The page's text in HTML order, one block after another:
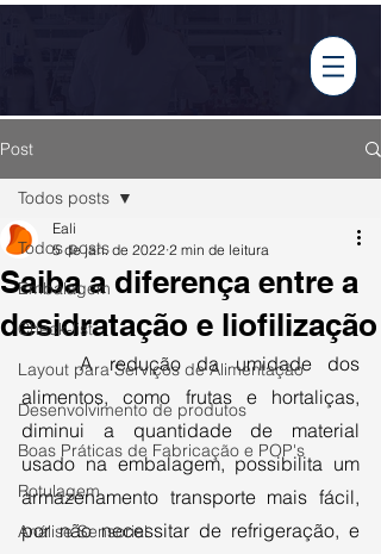
Post
Todos posts
Embalagem
Check-list
Layout para Serviços de Alimentação
Desenvolvimento de produtos
Boas Práticas de Fabricação e POP's
Rotulagem
Análise Sensorial
Todos posts
Saiba a diferença entre a
desidratação e liofilização
Eali
5 de jan. de 2022 2 min de leitura
	A redução da umidade dos
alimentos, como frutas e hortaliças,
diminui a quantidade de material
usado na embalagem, possibilita um
armazenamento transporte mais fácil,
por não necessitar de refrigeração, e